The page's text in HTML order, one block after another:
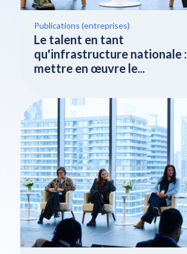
Publications (entreprises)
Le talent en tant
qu'infrastructure nationale :
mettre en œuvre le...